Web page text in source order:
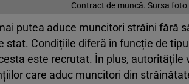
Contract de muncă. Sursa foto
putea aduce muncitori străini fără
stat. Condițiile diferă în funcție de
este recrutat. În plus, autoritățile
care aduc muncitori din